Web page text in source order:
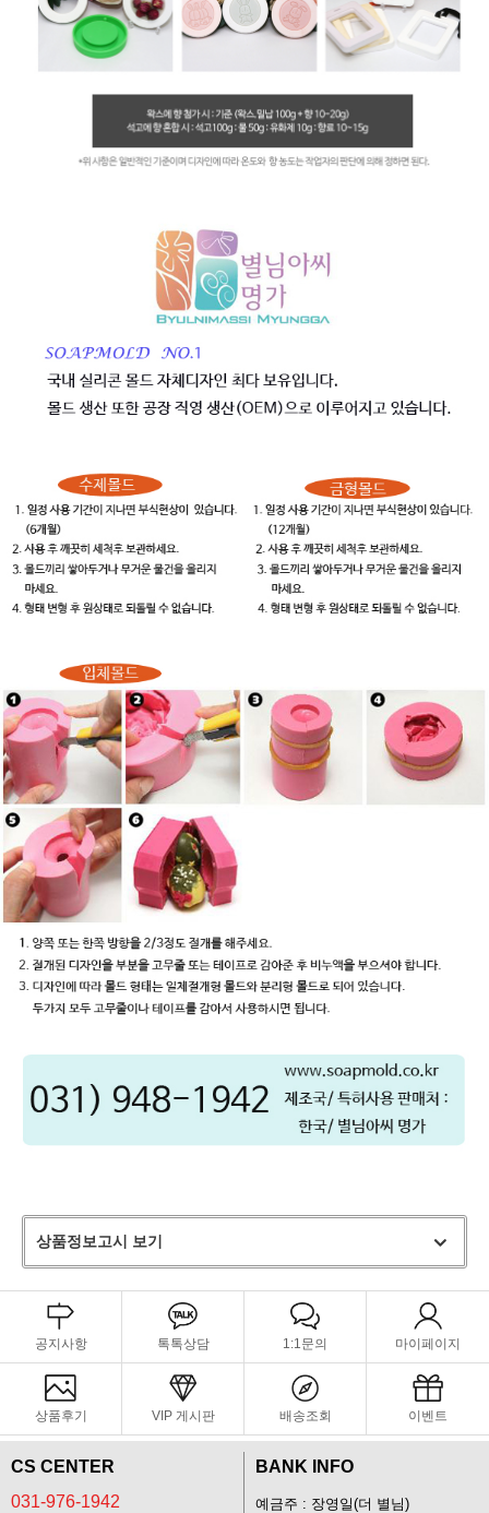
상품정보고시 보기
공지사항 톡톡상담 1:1문의 마이페이지
상품후기 VIP 게시판 배송조회 이벤트
CS CENTER
031-976-1942
BANK INFO
예금주 : 장영일(더 별님)